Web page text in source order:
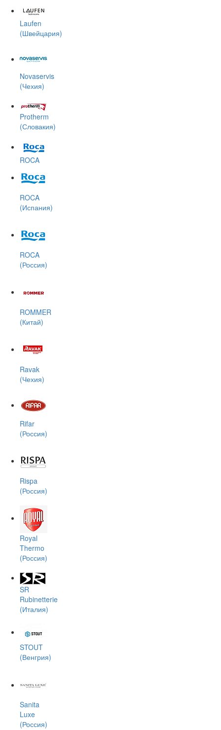
Laufen
(Швейцария)
Novaservis
(Чехия)
Protherm
(Словакия)
ROCA
ROCA
(Испания)
ROCA
(Россия)
ROMMER
(Китай)
Ravak
(Чехия)
Rifar
(Россия)
Rispa
(Россия)
Royal
Thermo
(Россия)
SR
Rubinetterie
(Италия)
STOUT
(Венгрия)
Sanita
Luxe
(Россия)